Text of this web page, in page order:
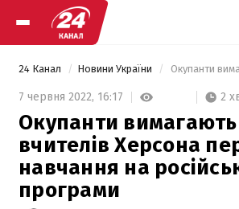
24 Канал Новини України
7 червня 2022, 16:17 2
Окупанти вимагають
вчителів Херсона
навчання на
програми